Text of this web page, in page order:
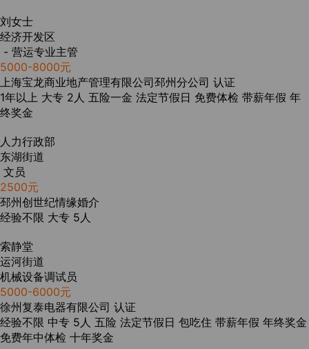
刘女士
经济开发区
- 营运专业主管
5000-8000元
上海宝龙商业地产管理有限公司邳州分公司 认证
1年以上 大专 2人 五险一金 法定节假日 免费体检 带薪年假 年
终奖金
人力行政部
东湖街道
文员
2500元
邳州创世纪情缘婚介
经验不限 大专 5人
索静堂
运河街道
机械设备调试员
5000-6000元
徐州复泰电器有限公司 认证
经验不限 中专 5人 五险 法定节假日 包吃住 带薪年假 年终奖金
免费年中体检 十年奖金